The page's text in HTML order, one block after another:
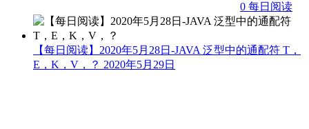
0 每日阅读
【每日阅读】2020年5月28日-JAVA 泛型中的通配符 T，
E，K，V，？ 2020年5月29日